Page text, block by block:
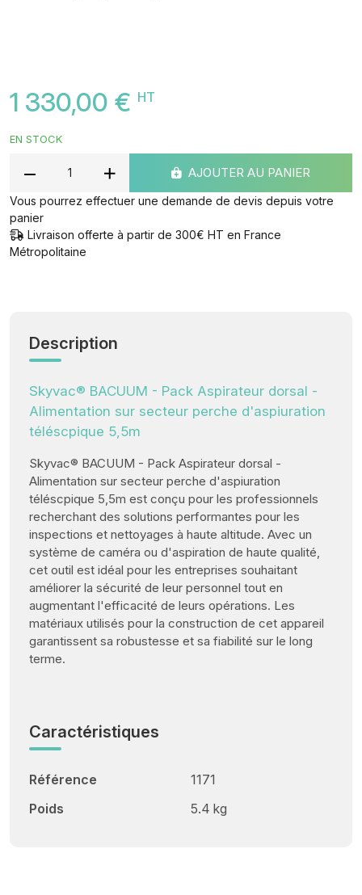
1 330,00 € HT
EN STOCK
AJOUTER AU PANIER
Vous pourrez effectuer une demande de devis depuis votre
panier
Livraison offerte à partir de 300€ HT en France
Métropolitaine
Description
Skyvac® BACUUM - Pack Aspirateur dorsal -
Alimentation sur secteur perche d'aspiuration
téléscpique 5,5m
Skyvac® BACUUM - Pack Aspirateur dorsal -
Alimentation sur secteur perche d'aspiuration
téléscpique 5,5m est conçu pour les professionnels
recherchant des solutions performantes pour les
inspections et nettoyages à haute altitude. Avec un
système de caméra ou d'aspiration de haute qualité,
cet outil est idéal pour les entreprises souhaitant
améliorer la sécurité de leur personnel tout en
augmentant l'efficacité de leurs opérations. Les
matériaux utilisés pour la construction de cet appareil
garantissent sa robustesse et sa fiabilité sur le long
terme.
Caractéristiques
Référence
1171
Poids
5.4 kg